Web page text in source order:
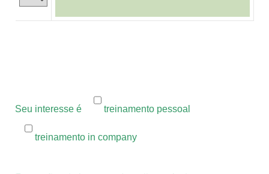
Seu interesse é treinamento pessoal
treinamento in company